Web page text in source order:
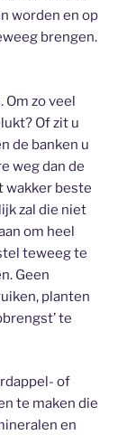
worden en op
brengen.
Om zo veel
Of zit u
de banken u
weg dan de
wakker beste
zal die niet
om heel
teweeg te
Geen
planten
te
of
te maken die
en